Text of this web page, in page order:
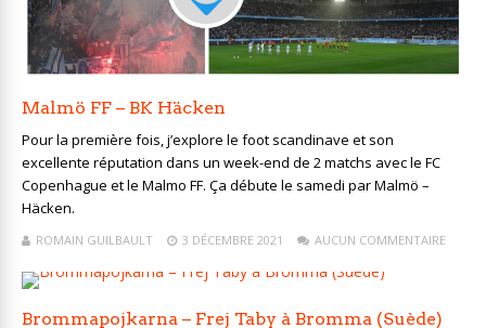
Malmö FF – BK Häcken
Pour la première fois, j’explore le foot scandinave et son
excellente réputation dans un week-end de 2 matchs avec le FC
Copenhague et le Malmo FF. Ça débute le samedi par Malmö –
Häcken.
ROMAIN GUILBAULT 3 DÉCEMBRE 2021 AUCUN COMMENTAIRE
Brommapojkarna – Frej Taby à Bromma (Suède)